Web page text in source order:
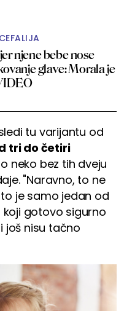
njene bebe nose
glave: Morala je
tu varijantu od
tri do četiri
neko bez tih dveju
"Naravno, to ne
je samo jedan od
gotovo sigurno
još nisu tačno